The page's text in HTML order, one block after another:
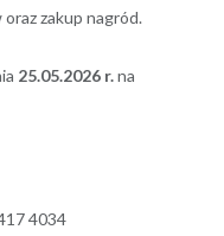
zakup nagród.
25.05.2026 r.na
4034